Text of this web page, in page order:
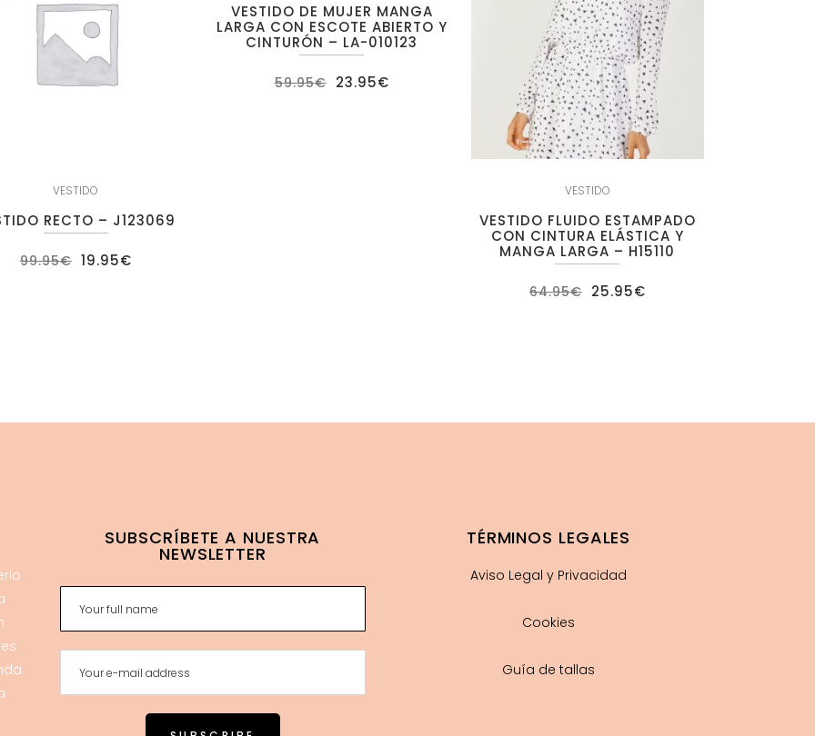
VESTIDO
RECTO – J123069
99.95€ El
precio
19.95€El
VESTIDO DE MUJER MANGA
LARGA CON ESCOTE ABIERTO Y
CINTURÓN – LA-010123
59.95€ El
precio
23.95€El
VESTIDO
VESTIDO FLUIDO ESTAMPADO
CON CINTURA ELÁSTICA Y
MANGA LARGA – H15110
64.95€ El
precio
25.95€El
SUBSCRÍBETE A NUESTRA
NEWSLETTER
TÉRMINOS LEGALES
Aviso Legal y Privacidad
Cookies
Guía de tallas